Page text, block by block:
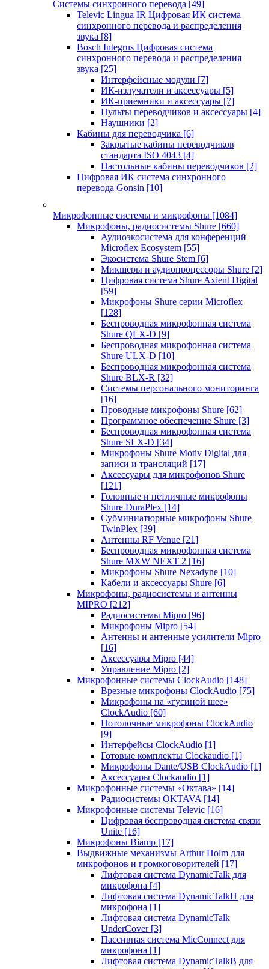
Системы синхронного перевода [49]
Televic Lingua IR Цифровая ИК система
синхронного перевода и распределения
звука [8]
Bosch Integrus Цифровая система
синхронного перевода и распределения
звука [25]
Интерфейсные модули [7]
ИК-излучатели и аксессуары [5]
ИК-приемники и аксессуары [7]
Пульты переводчиков и аксессуары [4]
Наушники [2]
Кабины для переводчика [6]
Закрытые кабины переводчиков
стандарта ISO 4043 [4]
Настольные кабины переводчиков [2]
Цифровая ИК система синхронного
перевода Gonsin [10]
Микрофонные системы и микрофоны [1084]
Микрофоны, радиосистемы Shure [660]
Аудиоэкосистема для конференций
Microflex Ecosystem [55]
Экосистема Shure Stem [6]
Микшеры и аудиопроцессоры Shure [2]
Цифровая система Shure Axient Digital
[59]
Микрофоны Shure серии Microflex
[128]
Беспроводная микрофонная система
Shure QLX-D [9]
Беспроводная микрофонная система
Shure ULX-D [10]
Беспроводная микрофонная система
Shure BLX-R [32]
Системы персонального мониторинга
[16]
Проводные микрофоны Shure [62]
Программное обеспечение Shure [3]
Беспроводная микрофонная система
Shure SLX-D [34]
Микрофоны Shure Motiv Digital для
записи и трансляций [17]
Аксессуары для микрофонов Shure
[121]
Головные и петличные микрофоны
Shure DuraPlex [14]
Субминиатюрные микрофоны Shure
TwinPlex [39]
Антенны RF Venue [21]
Беспроводная микрофонная система
Shure MXW NEXT 2 [16]
Микрофоны Shure Nexadyne [10]
Кабели и аксессуары Shure [6]
Микрофоны, радиосистемы и антенны
MIPRO [212]
Радиосистемы Mipro [96]
Микрофоны Mipro [54]
Антенны и антенные усилители Mipro
[16]
Аксессуары Mipro [44]
Управление Mipro [2]
Микрофонные системы ClockAudio [148]
Врезные микрофоны ClockAudio [75]
Микрофоны на «гусиной шее»
ClockAudio [60]
Потолочные микрофоны ClockAudio
[9]
Интерфейсы ClockAudio [1]
Готовые комплекты Clockaudio [1]
Микрофоны Dante/USB ClockAudio [1]
Аксессуары Clockaudio [1]
Микрофонные системы «Октава» [14]
Радиосистемы OKTAVA [14]
Микрофонные системы Televic [16]
Цифровая беспроводная система связи
Unite [16]
Микрофоны Biamp [17]
Выдвижные механизмы Arthur Holm для
микрофонов и громкоговорителей [17]
Лифтовая система DynamicTalk для
микрофона [4]
Лифтовая система DynamicTalkH для
микрофона [1]
Лифтовая система DynamicTalk
UnderCover [3]
Пассивная система MicConnect для
микрофона [1]
Лифтовая система DynamicTalkB для